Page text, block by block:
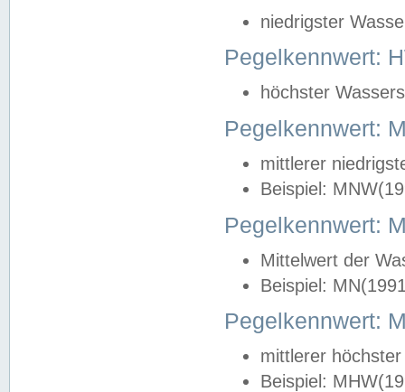
niedrigster
Pegelkennwert:
höchster
Pegelkennwert:
mittlerer
Beispiel:
Pegelkennwert:
Mittelwert der
Beispiel:
Pegelkennwert:
mittlerer
Beispiel: